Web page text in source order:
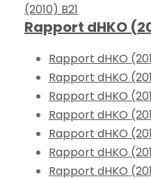
(2010) B21
Rapport dHKO
Rapport dHKO
Rapport dHKO
Rapport dHKO
Rapport dHKO
Rapport dHKO
Rapport dHKO
Rapport dHKO